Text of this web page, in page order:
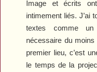
Image et écrits
intimement liés. J’ai
textes comme
nécessaire du
premier lieu, c’est
le temps de la